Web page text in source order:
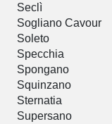
Seclì
Sogliano Cavour
Soleto
Specchia
Spongano
Squinzano
Sternatia
Supersano